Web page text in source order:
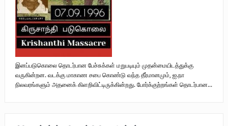
இனப்படுகொலை தொடர்பான பேச்சுக்கள் மறுபடியும் முதன்மையிடத்துக்கு
வருகின்றன. வடக்கு மாகாண சபை கொண்டு வந்த தீர்மானமும், ஐ.நா
நிலவரங்களும் அதனைக் கிளறிவிட்டிருக்கின்றது. போர்க்குற்றங்கள் தொடர்பான...